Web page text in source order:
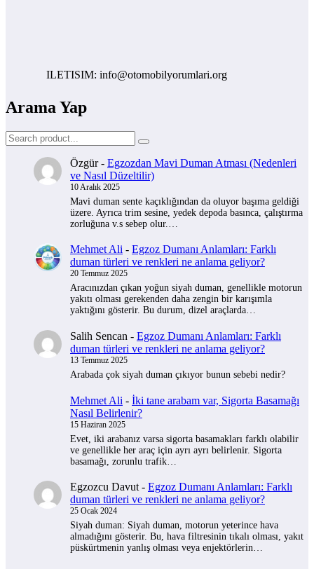
ILETISIM: info@otomobilyorumlari.org
Arama Yap
Özgür- Egzozdan Mavi Duman Atması (Nedenleri
ve Nasıl Düzeltilir)
10 Aralık 2025
Mavi duman sente kaçıklığından da oluyor başıma geldiği
üzere. Ayrıca trim sesine, yedek depoda basınca, çalıştırma
zorluğuna v.s sebep olur.…
Mehmet Ali - Egzoz Dumanı Anlamları: Farklı
duman türleri ve renkleri ne anlama geliyor?
20 Temmuz 2025
Aracınızdan çıkan yoğun siyah duman, genellikle motorun
yakıtı olması gerekenden daha zengin bir karışımla
yaktığını gösterir. Bu durum, dizel araçlarda…
Salih Sencan - Egzoz Dumanı Anlamları: Farklı
duman türleri ve renkleri ne anlama geliyor?
13 Temmuz 2025
Arabada çok siyah duman çıkıyor bunun sebebi nedir?
Mehmet Ali - İki tane arabam var, Sigorta Basamağı
Nasıl Belirlenir?
15 Haziran 2025
Evet, iki arabanız varsa sigorta basamakları farklı olabilir
ve genellikle her araç için ayrı ayrı belirlenir. Sigorta
basamağı, zorunlu trafik…
Egzozcu Davut - Egzoz Dumanı Anlamları: Farklı
duman türleri ve renkleri ne anlama geliyor?
25 Ocak 2024
Siyah duman: Siyah duman, motorun yeterince hava
almadığını gösterir. Bu, hava filtresinin tıkalı olması, yakıt
püskürtmenin yanlış olması veya enjektörlerin…